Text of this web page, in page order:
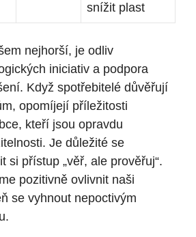
snížit plast
nejhorší, je odliv
iniciativ a podpora
Když spotřebitelé důvěřují
opomíjejí příležitosti
kteří jsou opravdu
Je důležité se
si přístup „věř, ale prověřuj“.
pozitivně ovlivnit naši
se vyhnout nepoctivým